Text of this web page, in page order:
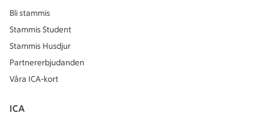
Bli stammis
Stammis Student
Stammis Husdjur
Partnererbjudanden
Våra ICA-kort
ICA